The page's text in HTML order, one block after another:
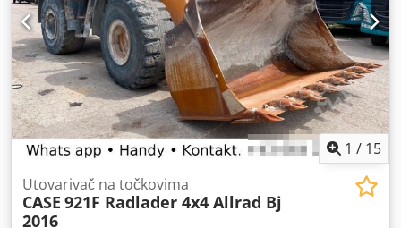
1 / 15
Utovarivač na točkovima
CASE 921F Radlader 4x4 Allrad Bj
2016